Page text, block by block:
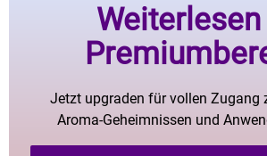
Jetzt upgraden für vollen Zugang
Aroma-Geheimnissen und